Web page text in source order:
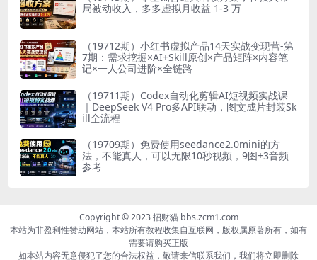
局被动收入，多多虚拟月收益 1-3 万
（19712期）小红书虚拟产品14天实战变现营-第
7期：需求挖掘×AI+Skill原创×产品矩阵×内容笔
记×一人公司进阶×全链路
（19711期）Codex自动化剪辑AI短视频实战课
｜DeepSeek V4 Pro多API联动，图文成片封装Sk
ill全流程
（19709期）免费使用seedance2.0mini的方
法，不能真人，可以无限10秒视频，9图+3音频
参考
Copyright © 2023 招财猫 bbs.zcm1.com
本站为非盈利性赞助网站，本站所有教程收集自互联网，版权属原著所有，如有
需要请购买正版
如本站内容无意侵犯了您的合法权益，敬请来信联系我们，我们将立即删除